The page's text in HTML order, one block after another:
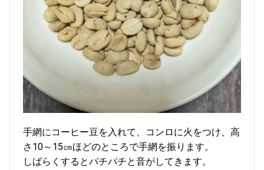
手網にコーヒー豆を入れて、コンロに火をつけ、高
さ10～15㎝ほどのところで手網を振ります。
しばらくするとパチパチと音がしてきます。